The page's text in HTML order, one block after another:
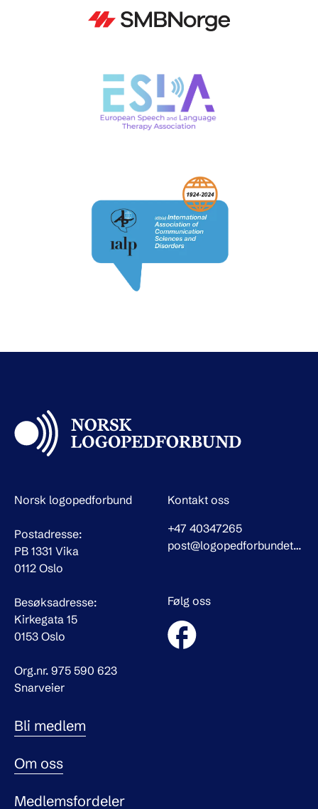
Norsk logopedforbund
Postadresse:
PB 1331 Vika
0112 Oslo
Besøksadresse:
Kirkegata 15
0153 Oslo
Org.nr. 975 590 623
Kontakt oss
+47 40347265
post@logopedforbundet.no
Følg oss
Snarveier
Bli medlem
Om oss
Medlemsfordeler